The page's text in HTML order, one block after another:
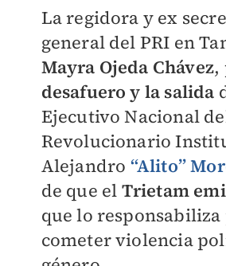
La regidora y ex
general del PRI en
Mayra Ojeda Chávez,
desafuero y la salida
Ejecutivo Nacional
Revolucionario
Alejandro “Alito”
de que el Trietam
que lo
cometer violencia